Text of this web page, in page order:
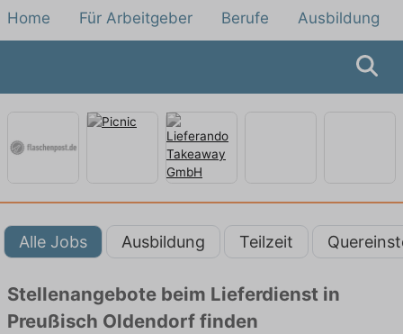
Home Für Arbeitgeber Berufe Ausbildung
Alle Jobs Ausbildung Teilzeit
Stellenangebote beim Lieferdienst in
Preußisch Oldendorf finden